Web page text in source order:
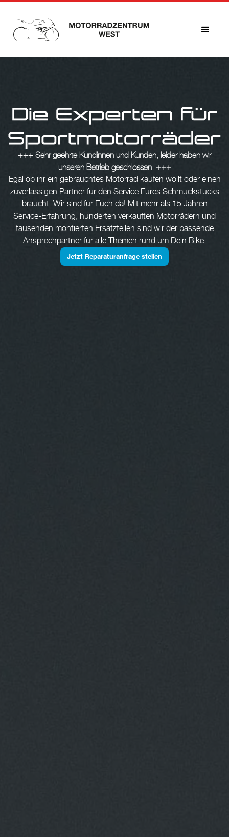
+++ Sehr geehrte Kundinnen und Kunden, leider haben wir
unseren Betrieb geschlossen. +++
Egal ob ihr ein gebrauchtes Motorrad kaufen wollt oder einen
zuverlässigen Partner für den Service Eures Schmuckstücks
braucht: Wir sind für Euch da! Mit mehr als 15 Jahren
Service-Erfahrung, hunderten verkauften Motorrädern und
tausenden montierten Ersatzteilen sind wir der passende
Ansprechpartner für alle Themen rund um Dein Bike.
Jetzt Reparaturanfrage stellen